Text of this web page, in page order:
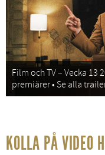
Film och TV – Vecka 13
premiärer • Se alla
KOLLA PÅ VIDEO